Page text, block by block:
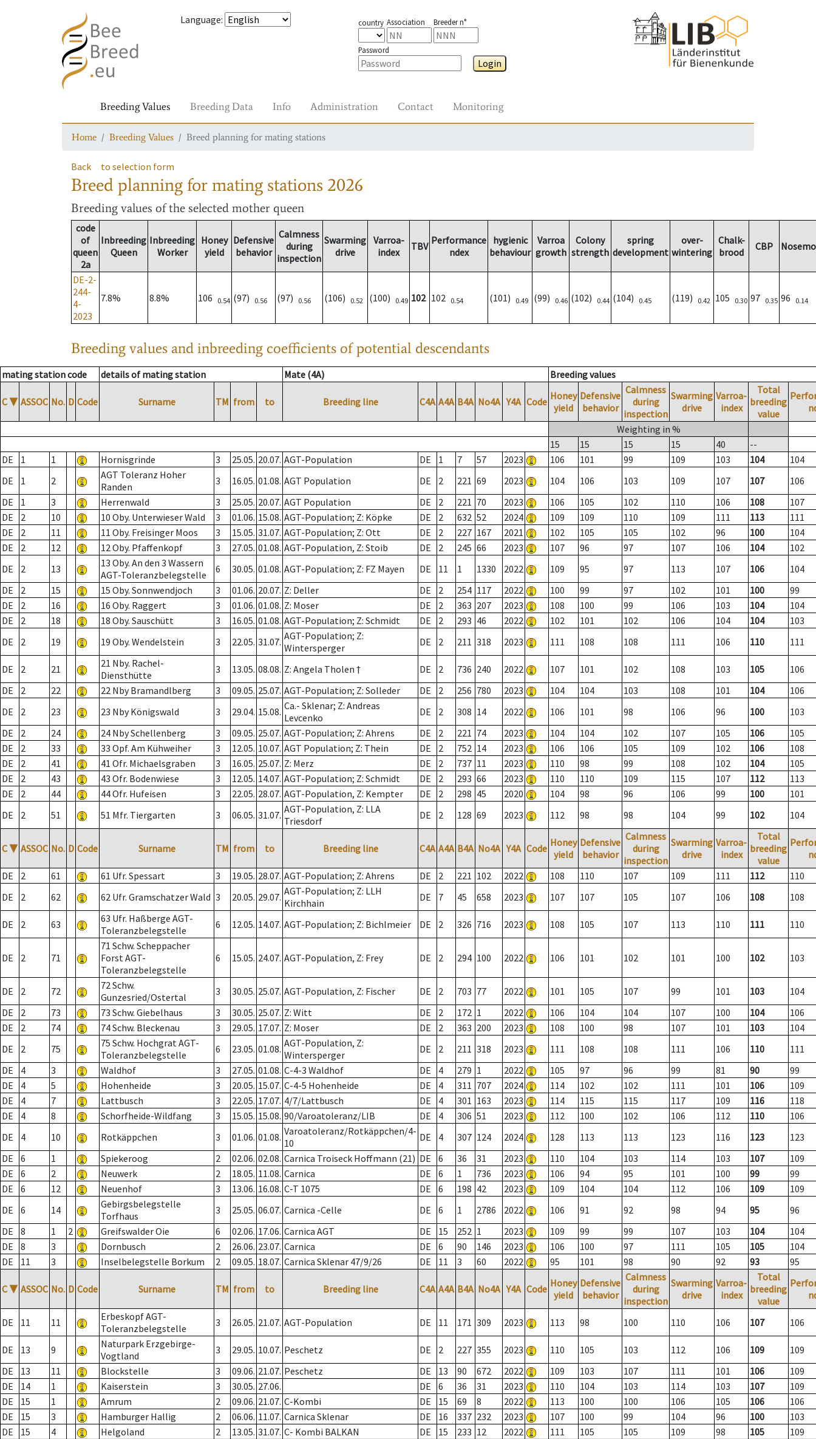
Language: country Association Breeder n°
Password
Login
Breeding Values Breeding Data Info Administration Contact Monitoring
Home Breeding Values Breed planning for mating stations
Back to selection form
Breed planning for mating stations 2026
Breeding values of the selected mother queen
code
of
queen
2a
Inbreeding
Queen
Inbreeding
Worker
Honey
yield
Defensive
behavior
Calmness
during
inspection
Swarming
drive
Varroa-
index
TBV Performance
ndex
hygienic
behaviour
Varroa
growth
Colony
strength
spring
development
over-
wintering
Chalk-
brood
CBP
DE-2-
244-
4-
2023
7.8% 8.8% 106 0.54 (97) 0.56 (97) 0.56 (106) 0.52 (100) 0.49 102 102 0.54 (101) 0.49 (99) 0.46 (102) 0.44 (104) 0.45 (119) 0.42 105 0.30 97 0.35 96 0.14
Breeding values and inbreeding coefficients of potential descendants
mating station code details of mating station Mate (4A) Breeding values
C ▼ ASSOC No. D Code Surname TM from to Breeding line C4A A4A B4A No4A Y4A Code Honey
yield
Defensive
behavior
Calmness
during
inspection
Swarming
drive
Varroa-
index
Total
breeding
value
Weighting in %
15
15 15 15 40
--
DE
1 1 Hornisgrinde 3 25.05. 20.07. AGT-Population DE 1 7 57 2023 106 101 99 109 103 104
104
DE
1 2
AGT Toleranz Hoher
Randen
3 16.05. 01.08. AGT Population DE 2 221 69 2023 104 106 103 109 107 107
106
DE
1 3 Herrenwald 3 25.05. 20.07. AGT Population DE 2 221 70 2023 106 105 102 110 106 108
107
DE
2 10 10 Oby. Unterwieser Wald 3 01.06. 15.08. AGT-Population; Z: Köpke DE 2 632 52 2024 109 109 110 109 111 113
111
DE
2 11 11 Oby. Freisinger Moos 3 15.05. 31.07. AGT-Population; Z: Ott DE 2 227 167 2021 102 105 105 102 96 100
104
DE
2 12 12 Oby. Pfaffenkopf 3 27.05. 01.08. AGT-Population, Z: Stoib DE 2 245 66 2023 107 96 97 107 106 104
102
DE
2 13
13 Oby. An den 3 Wassern
AGT-Toleranzbelegstelle
6 30.05. 01.08. AGT-Population; Z: FZ Mayen DE 11 1 1330 2022 109 95 97 113 107 106
104
DE
2 15 15 Oby. Sonnwendjoch 3 01.06. 20.07. Z: Deller DE 2 254 117 2022 100 99 97 102 101 100
99
DE
2 16 16 Oby. Raggert 3 01.06. 01.08. Z: Moser DE 2 363 207 2023 108 100 99 106 103 104
104
DE
2 18 18 Oby. Sauschütt 3 16.05. 01.08. AGT-Population; Z: Schmidt DE 2 293 46 2022 102 101 102 106 104 104
103
DE
2 19 19 Oby. Wendelstein 3 22.05. 31.07. AGT-Population; Z:
Wintersperger
DE 2 211 318 2023 111 108 108 111 106 110 111
DE 2 21
21 Nby. Rachel-
Diensthütte
3 13.05. 08.08. Z: Angela Tholen † DE 2 736 240 2022 107 101 102 108 103 105
106
DE
2 22 22 Nby Bramandlberg 3 09.05. 25.07. AGT-Population; Z: Solleder DE 2 256 780 2023 104 104 103 108 101 104
106
DE
2 23 23 Nby Königswald 3 29.04. 15.08. Ca.- Sklenar; Z: Andreas
Levcenko
DE 2 308 14 2022 106 101 98 106 96 100
103
DE
2 24 24 Nby Schellenberg 3 09.05. 25.07. AGT-Population; Z: Ahrens DE 2 221 74 2023 104 104 102 107 105 106
105
DE
2 33 33 Opf. Am Kühweiher 3 12.05. 10.07. AGT Population; Z: Thein DE 2 752 14 2023 106 106 105 109 102 106
108
DE
2 41 41 Ofr. Michaelsgraben 3 16.05. 25.07. Z: Merz DE 2 737 11 2023 110 98 99 108 102 104
105
DE
2 43 43 Ofr. Bodenwiese 3 12.05. 14.07. AGT-Population; Z: Schmidt DE 2 293 66 2023 110 110 109 115 107 112
113
DE
2 44 44 Ofr. Hufeisen 3 22.05. 28.07. AGT-Population, Z: Kempter DE 2 298 45 2020 104 98 96 106 99 100
101
DE
2 51 51 Mfr. Tiergarten 3 06.05. 31.07. AGT-Population, Z: LLA
Triesdorf
DE 2 128 69 2023 112 98 98 104 99 102 104
C ▼ ASSOC No. D Code Surname TM from to Breeding line C4A A4A B4A No4A Y4A Code Honey
yield
Defensive
behavior
Calmness
during
inspection
Swarming
drive
Varroa-
index
Total
breeding
value
DE
2 61 61 Ufr. Spessart 3 19.05. 28.07. AGT-Population; Z: Ahrens DE 2 221 102 2022 108 110 107 109 111 112
110
DE
2 62 62 Ufr. Gramschatzer Wald 3 20.05. 29.07. AGT-Population; Z: LLH
Kirchhain
DE 7 45 658 2023 107 107 105 107 106 108 108
DE 2 63
63 Ufr. Haßberge AGT-
Toleranzbelegstelle
6 12.05. 14.07. AGT-Population; Z: Bichlmeier DE 2 326 716 2023 108 105 107 113 110 111 110
DE 2 71
71 Schw. Scheppacher
Forst AGT-
Toleranzbelegstelle
6 15.05. 24.07. AGT-Population, Z: Frey DE 2 294 100 2022 106 101 102 101 100 102 103
DE 2 72
72 Schw.
Gunzesried/Ostertal
3 30.05. 25.07. AGT-Population, Z: Fischer DE 2 703 77 2022 101 105 107 99 101 103
104
DE
2 73 73 Schw. Giebelhaus 3 30.05. 25.07. Z: Witt DE 2 172 1 2022 106 104 104 107 100 104
106
DE
2 74 74 Schw. Bleckenau 3 29.05. 17.07. Z: Moser DE 2 363 200 2023 108 100 98 107 101 103
104
DE
2 75
75 Schw. Hochgrat AGT-
Toleranzbelegstelle
6 23.05. 01.08. AGT-Population, Z:
Wintersperger
DE 2 211 318 2023 111 108 108 111 106 110
111
DE
4 3 Waldhof 3 27.05. 01.08. C-4-3 Waldhof DE 4 279 1 2022 105 97 96 99 81 90
99
DE
4 5 Hohenheide 3 20.05. 15.07. C-4-5 Hohenheide DE 4 311 707 2024 114 102 102 111 101 106
109
DE
4 7 Lattbusch 3 22.05. 17.07. 4/7/Lattbusch DE 4 301 163 2023 114 115 115 117 109 116
118
DE
4 8 Schorfheide-Wildfang 3 15.05. 15.08. 90/Varoatoleranz/LIB DE 4 306 51 2023 112 100 102 106 112 110
106
DE
4 10 Rotkäppchen 3 01.06. 01.08. Varoatoleranz/Rotkäppchen/4-
10
DE 4 307 124 2024 128 113 113 123 116 123
123
DE
6 1 Spiekeroog 2 02.06. 02.08. Carnica Troiseck Hoffmann (21) DE 6 36 31 2023 110 104 103 114 103 107
109
DE
6 2 Neuwerk 2 18.05. 11.08. Carnica DE 6 1 736 2023 106 94 95 101 100 99
99
DE
6 12 Neuenhof 3 13.06. 16.08. C-T 1075 DE 6 198 42 2023 109 104 104 112 106 109
109
DE
6 14
Gebirgsbelegstelle
Torfhaus
3 25.05. 06.07. Carnica -Celle DE 6 1 2786 2022 106 91 92 98 94 95
96
DE
8 1 2 Greifswalder Oie 6 02.06. 17.06. Carnica AGT DE 15 252 1 2023 109 99 99 107 103 104
104
DE
8 3 Dornbusch 2 26.06. 23.07. Carnica DE 6 90 146 2023 106 100 97 111 105 105
104
DE
11 3 Inselbelegstelle Borkum 2 09.05. 18.07. Carnica Sklenar 47/9/26 DE 11 3 60 2022 95 101 98 90 92 93 95
C ▼ ASSOC No. D Code Surname TM from to Breeding line C4A A4A B4A No4A Y4A Code Honey
yield
Defensive
behavior
Calmness
during
inspection
Swarming
drive
Varroa-
index
Total
breeding
value
DE 11 11
Erbeskopf AGT-
Toleranzbelegstelle
3 26.05. 21.07. AGT-Population DE 11 171 309 2023 113 98 100 110 106 107 106
DE 13 9
Naturpark Erzgebirge-
Vogtland
3 29.05. 10.07. Peschetz DE 2 227 355 2023 110 105 103 112 106 109
109
DE
13 11 Blockstelle 3 09.06. 21.07. Peschetz DE 13 90 672 2022 109 103 107 111 101 106
109
DE
14 1 Kaiserstein 3 30.05. 27.06. DE 6 36 31 2023 110 104 103 114 103 107
109
DE
15 1 Amrum 2 09.06. 21.07. C-Kombi DE 15 69 8 2022 113 100 100 106 105 106
106
DE
15 3 Hamburger Hallig 2 06.06. 11.07. Carnica Sklenar DE 16 337 232 2023 107 100 99 104 96 100
103
DE
15 4 Helgoland 2 13.05. 31.07. C- Kombi BALKAN DE 15 233 12 2022 111 105 105 109 98 105
109